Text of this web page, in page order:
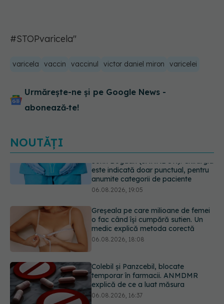
#STOPvaricela"
varicela vaccin vaccinul victor daniel miron varicelei
Urmărește-ne și pe Google News -
abonează‑te!
NOUTĂȚI
Greșeala pe care milioane de femei
o fac când își cumpără sutien. Un
medic explică metoda corectă
06.08.2026, 18:08
Colebil și Panzcebil, blocate
temporar în farmacii. ANMDMR
06.08.2026, 16:37
Cum aleg medicii combinația
potrivită de medicamente pentru